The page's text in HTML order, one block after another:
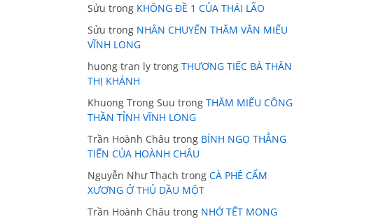
Sửu trong KHÔNG ĐỀ 1 CỦA THÁI LÃO
Sửu trong NHÂN CHUYẾN THĂM VĂN MIẾU
VĨNH LONG
huong tran ly trong THƯƠNG TIẾC BÀ THÂN
THỊ KHÁNH
Khuong Trong Suu trong THĂM MIẾU CÔNG
THẦN TỈNH VĨNH LONG
Trần Hoành Châu trong BÍNH NGỌ THẲNG
TIẾN CỦA HOÀNH CHÂU
Nguyễn Như Thạch trong CÀ PHÊ CẨM
XƯƠNG Ở THỦ DẦU MỘT
Trần Hoành Châu trong NHỚ TẾT MONG